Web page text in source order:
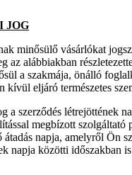
minősülő vásárlókat
az alábbiakban
a szakmája, önálló
kívül eljáró természetes
szerződés létrejöttének
megbízott szolgáltató
átadás napja, amelyről Ön
napja közötti időszakban